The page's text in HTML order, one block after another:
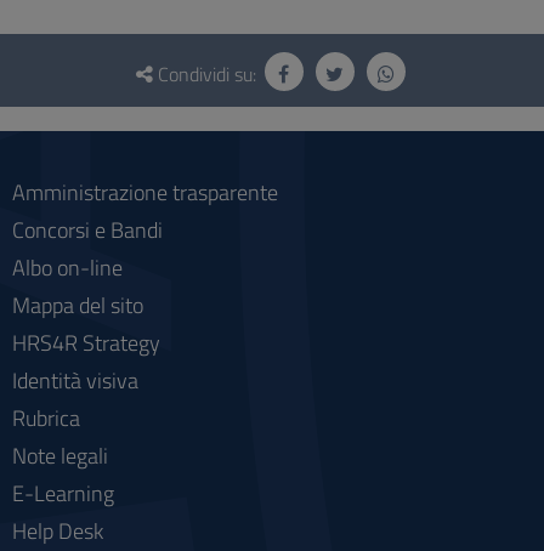
Questionario
social
Condividi su:
Amministrazione trasparente
Concorsi e Bandi
Albo on-line
Mappa del sito
HRS4R Strategy
Identità visiva
Rubrica
Note legali
E-Learning
Help Desk